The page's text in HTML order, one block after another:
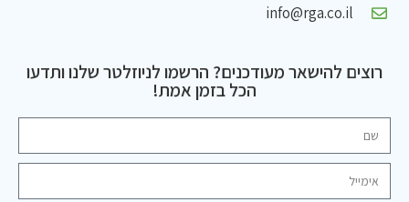
info@rga.co.il
רוצים להישאר מעודכנים? הרשמו לניוזלטר שלנו ותדעו
הכל בזמן אמת!